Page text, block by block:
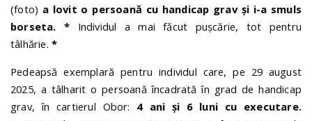
(foto) a lovit o persoană cu handicap grav și i-a smuls
borseta. * Individul a mai făcut pușcărie, tot pentru
tâlhărie. *
Pedeapsă exemplară pentru individul care, pe 29 august
2025, a tâlharit o persoană încadrată în grad de handicap
grav, în cartierul Obor: 4 ani și 6 luni cu executare.